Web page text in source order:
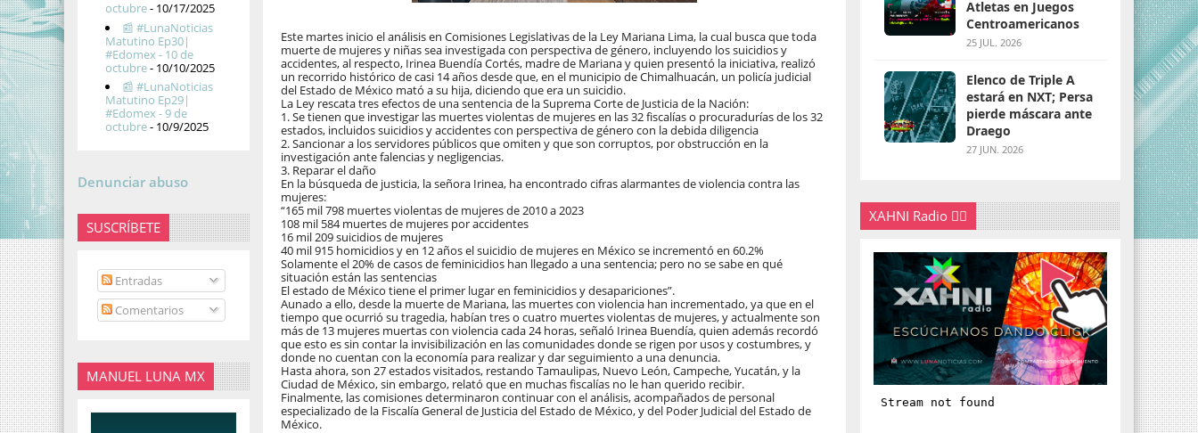
octubre- 10/17/2025
📰 #LunaNoticias
Matutino Ep30|
#Edomex - 10 de
octubre- 10/10/2025
📰 #LunaNoticias
Matutino Ep29|
#Edomex - 9 de
octubre- 10/9/2025
Denunciar abuso
SUSCRÍBETE
Entradas
Comentarios
MANUEL LUNA MX
Este martes inicio el análisis en Comisiones Legislativas de la Ley Mariana Lima, la cual busca que toda
muerte de mujeres y niñas sea investigada con perspectiva de género, incluyendo los suicidios y
accidentes, al respecto, Irinea Buendía Cortés, madre de Mariana y quien presentó la iniciativa, realizó
un recorrido histórico de casi 14 años desde que, en el municipio de Chimalhuacán, un policía judicial
del Estado de México mató a su hija, diciendo que era un suicidio.
La Ley rescata tres efectos de una sentencia de la Suprema Corte de Justicia de la Nación:
1. Se tienen que investigar las muertes violentas de mujeres en las 32 fiscalías o procuradurías de los 32
estados, incluidos suicidios y accidentes con perspectiva de género con la debida diligencia
2. Sancionar a los servidores públicos que omiten y que son corruptos, por obstrucción en la
investigación ante falencias y negligencias.
3. Reparar el daño
En la búsqueda de justicia, la señora Irinea, ha encontrado cifras alarmantes de violencia contra las
mujeres:
“165 mil 798 muertes violentas de mujeres de 2010 a 2023
108 mil 584 muertes de mujeres por accidentes
16 mil 209 suicidios de mujeres
40 mil 915 homicidios y en 12 años el suicidio de mujeres en México se incrementó en 60.2%
Solamente el 20% de casos de feminicidios han llegado a una sentencia; pero no se sabe en qué
situación están las sentencias
El estado de México tiene el primer lugar en feminicidios y desapariciones”.
Aunado a ello, desde la muerte de Mariana, las muertes con violencia han incrementado, ya que en el
tiempo que ocurrió su tragedia, habían tres o cuatro muertes violentas de mujeres, y actualmente son
más de 13 mujeres muertas con violencia cada 24 horas, señaló Irinea Buendía, quien además recordó
que esto es sin contar la invisibilización en las comunidades donde se rigen por usos y costumbres, y
donde no cuentan con la economía para realizar y dar seguimiento a una denuncia.
Hasta ahora, son 27 estados visitados, restando Tamaulipas, Nuevo León, Campeche, Yucatán, y la
Ciudad de México, sin embargo, relató que en muchas fiscalías no le han querido recibir.
Finalmente, las comisiones determinaron continuar con el análisis, acompañados de personal
especializado de la Fiscalía General de Justicia del Estado de México, y del Poder Judicial del Estado de
México.
Atletas en Juegos
Centroamericanos
25 JUL. 2026
Elenco de Triple A
estará en NXT; Persa
pierde máscara ante
Draego
27 JUN. 2026
XAHNI Radio 👇🏽